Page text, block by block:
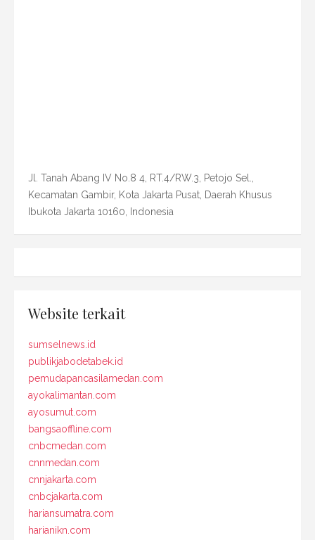
Jl. Tanah Abang IV No.8 4, RT.4/RW.3, Petojo Sel.,
Kecamatan Gambir, Kota Jakarta Pusat, Daerah Khusus
Ibukota Jakarta 10160, Indonesia
Website terkait
sumselnews.id
publikjabodetabek.id
pemudapancasilamedan.com
ayokalimantan.com
ayosumut.com
bangsaoffline.com
cnbcmedan.com
cnnmedan.com
cnnjakarta.com
cnbcjakarta.com
hariansumatra.com
harianikn.com